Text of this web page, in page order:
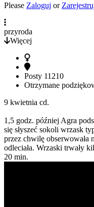
Please Zaloguj or
przyroda
Więcej
Posty 11210
Otrzymane
9 kwietnia cd.
1,5 godz. później Agra
się słyszeć sokoli wrzask
przez chwilę obserwowała
odleciała. Wrzaski trwały
20 min.